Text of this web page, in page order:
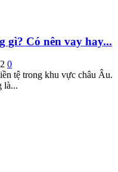
gì? Có nên vay hay...
0
tệ trong khu vực châu Âu.
là...